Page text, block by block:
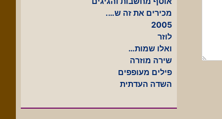
מכירים את זה ש….
2005
לוזר
ואלו שמות…
שירה מוזרה
פילים מעופפים
השדה העדתית